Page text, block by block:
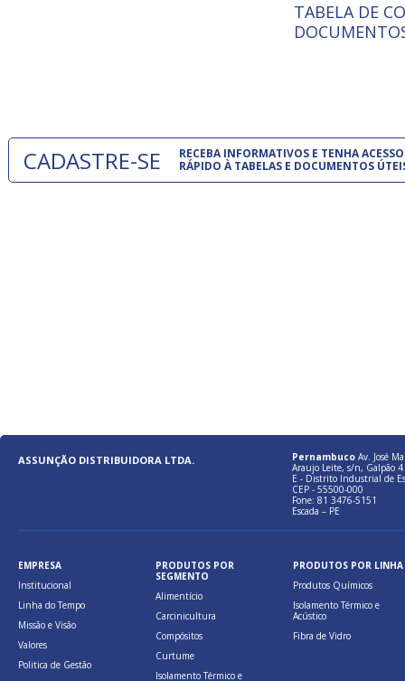
ISO 9001:
A
TABELA DE
CADASTRE-SE
RECEBA INFORMATIVOS E TENHA ACESSO
RÁPIDO À TABELAS E DOCUMENTOS
ASSUNÇÃO DISTRIBUIDORA LTDA. Pernambuco Av. José
Araujo Leite, s/n, Galpão 4
E - Distrito Industrial de
CEP - 55500-000
Fone: 81 3476-5151
Escada – PE
EMPRESA
Institucional
Linha do Tempo
Missão e Visão
Valores
Politica de Gestão
PRODUTOS POR
SEGMENTO
Alimentício
Carcinicultura
Compósitos
Curtume
Isolamento Térmico e
PRODUTOS POR LINHA
Produtos Químicos
Isolamento Térmico e
Acústico
Fibra de Vidro